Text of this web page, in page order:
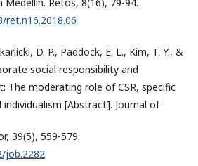
D. P., Paddock, E. L., Kim, T. Y., &
social responsibility and
The moderating role of CSR, specific
[Abstract]. Journal of
39(5), 559-579.
job.2282